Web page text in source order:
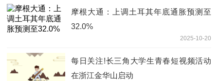
摩根大通：上调土耳其年底通胀预测至
32.0%
2025-10-20
每日关注!长三角大学生青春短视频活动
在浙江金华山启动